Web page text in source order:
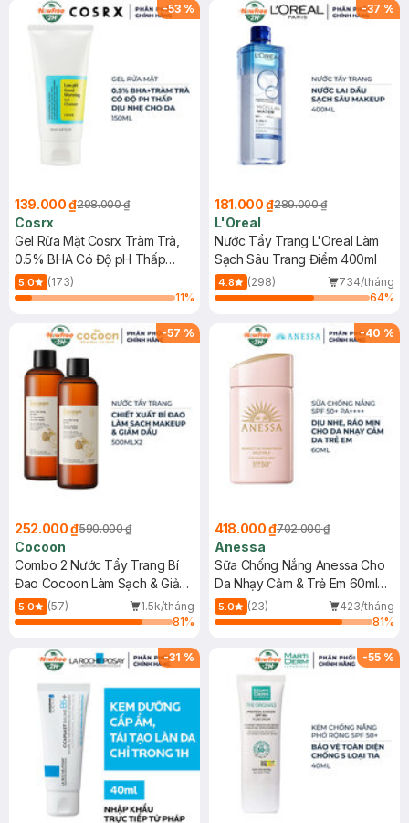
-53 %
139.000 ₫298.000 ₫
Cosrx
Gel Rửa Mặt Cosrx Tràm Trà,
0.5% BHA Có Độ pH Thấp
150ml
5.0
(173)
11%
-37 %
181.000 ₫289.000 ₫
L'Oreal
Nước Tẩy Trang L'Oreal Làm
Sạch Sâu Trang Điểm 400ml
4.8 (298)
734/tháng
64%
-57 %
252.000 ₫590.000 ₫
Cocoon
Combo 2 Nước Tẩy Trang Bí
Đao Cocoon Làm Sạch & Giảm
Dầu 500ml
5.0 (57)
1.5k/tháng
81%
-40 %
418.000 ₫702.000 ₫
Anessa
Sữa Chống Nắng Anessa Cho
Da Nhạy Cảm & Trẻ Em 60ml
(Mới)
5.0 (23)
423/tháng
81%
-31 % -55 %